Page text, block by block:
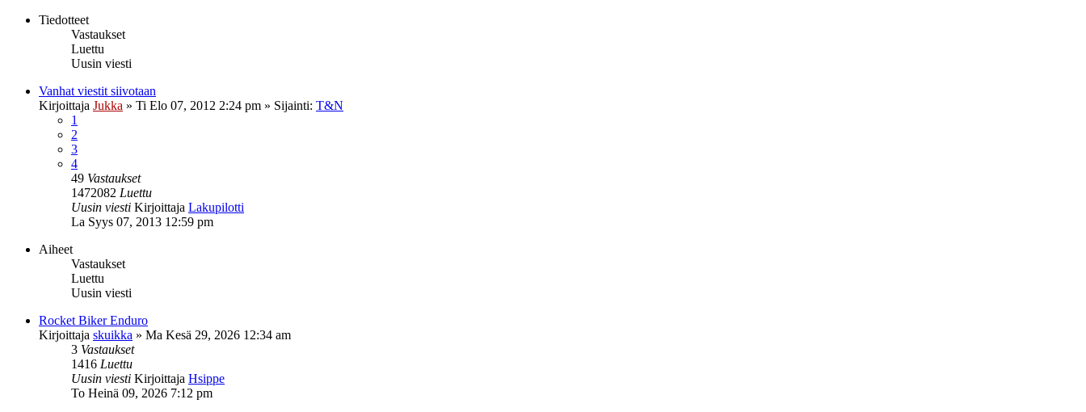
Tiedotteet
Vastaukset
Luettu
Uusin viesti
Vanhat viestit siivotaan
Kirjoittaja Jukka » Ti Elo 07, 2012 2:24 pm » Sijainti: T&N
1
2
3
4
49 Vastaukset
1472082 Luettu
Uusin viesti Kirjoittaja Lakupilotti
La Syys 07, 2013 12:59 pm
Aiheet
Vastaukset
Luettu
Uusin viesti
Rocket Biker Enduro
Kirjoittaja skuikka » Ma Kesä 29, 2026 12:34 am
3 Vastaukset
1416 Luettu
Uusin viesti Kirjoittaja Hsippe
To Heinä 09, 2026 7:12 pm